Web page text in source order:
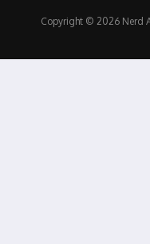
Copyright © 2026 Nerd